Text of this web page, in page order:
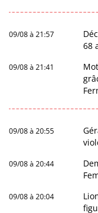
09/08 à 21:57
68
09/08 à 21:41
09/08 à 20:55
09/08 à 20:44
09/08 à 20:04